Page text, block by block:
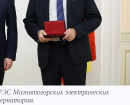
Магнитогорских электрических